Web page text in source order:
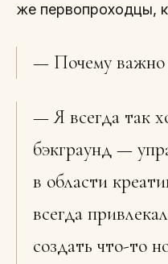
же первопроходцы,
— Почему важно
— Я всегда так
бэкграунд —
в области
всегда
создать что-то